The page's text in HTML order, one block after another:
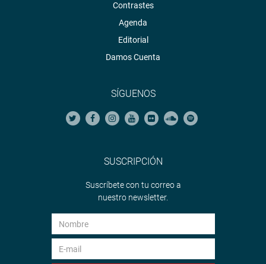
Contrastes
Agenda
Editorial
Damos Cuenta
SÍGUENOS
SUSCRIPCIÓN
Suscríbete con tu correo a
nuestro newsletter.